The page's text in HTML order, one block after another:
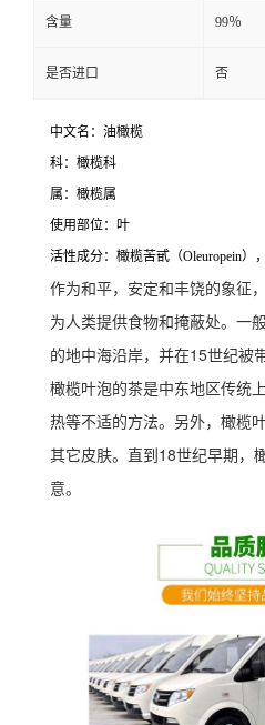
含量 99％
是否进口 否
中文名：油橄榄
科：橄榄科
属：橄榄属
使用部位：叶
活性成分：橄榄苦甙（Oleuropein）
作为和平，安定和丰饶的象征，
为人类提供食物和掩蔽处。一
的地中海沿岸，并在15世纪被
橄榄叶泡的茶是中东地区传统
热等不适的方法。另外，橄榄
其它皮肤。直到18世纪早期，
意。